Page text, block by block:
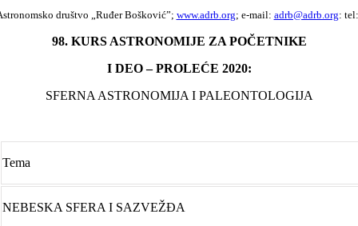
društvo „Ruđer Bošković”; www.adrb.org; e-mail: adrb@adrb.org:
98. KURS ASTRONOMIJE ZA POČETNIKE
I DEO – PROLEĆE 2020:
SFERNA ASTRONOMIJA I PALEONTOLOGIJA
Tema
NEBESKA SFERA I SAZVEŽĐA